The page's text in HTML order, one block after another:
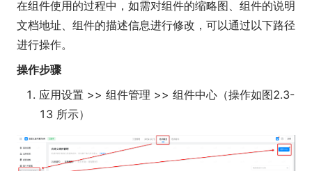
在组件使用的过程中，如需对组件的缩略图、组件的说明
文档地址、组件的描述信息进行修改，可以通过以下路径
进行操作。
操作步骤
应用设置 >> 组件管理 >> 组件中心（操作如图2.3-
13 所示）